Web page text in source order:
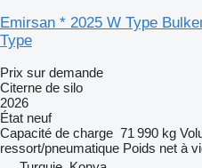
Emirsan * 2025 W Type
Type
Prix sur demande
Citerne de silo
2026
État neuf
Capacité de charge 71 990 kg
ressort/pneumatique Poids net à